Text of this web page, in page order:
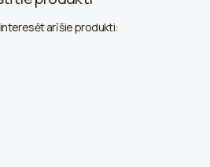
arī šie produkti: